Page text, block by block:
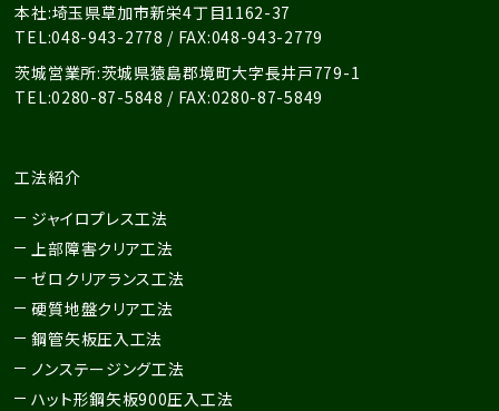
本社:埼玉県草加市新栄4丁目1162-37
TEL:048-943-2778 / FAX:048-943-2779
茨城営業所:茨城県猿島郡境町大字長井戸779-1
TEL:0280-87-5848 / FAX:0280-87-5849
工法紹介
ジャイロプレス工法
上部障害クリア工法
ゼロクリアランス工法
硬質地盤クリア工法
鋼管矢板圧入工法
ノンステージング工法
ハット形鋼矢板900圧入工法